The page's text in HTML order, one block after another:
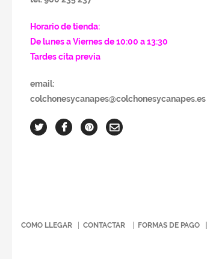
Horario de tienda:
De lunes a Viernes de 10:00 a 13:30
Tardes cita previa
email:
colchonesycanapes@colchonesycanapes.es
COMO LLEGAR CONTACTAR FORMAS DE PAGO